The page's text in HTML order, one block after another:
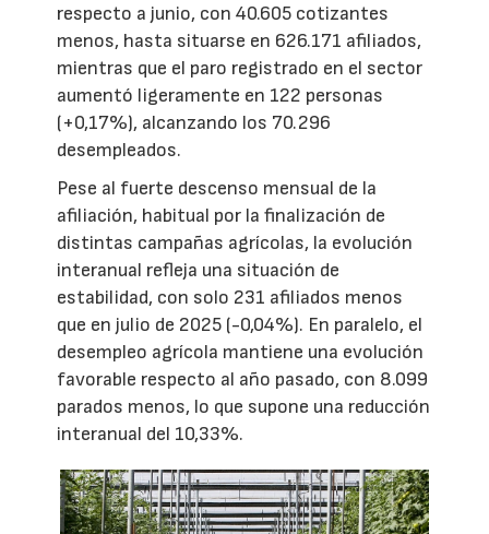
respecto a junio, con 40.605 cotizantes
menos, hasta situarse en 626.171 afiliados,
mientras que el paro registrado en el sector
aumentó ligeramente en 122 personas
(+0,17%), alcanzando los 70.296
desempleados.
Pese al fuerte descenso mensual de la
afiliación, habitual por la finalización de
distintas campañas agrícolas, la evolución
interanual refleja una situación de
estabilidad, con solo 231 afiliados menos
que en julio de 2025 (-0,04%). En paralelo, el
desempleo agrícola mantiene una evolución
favorable respecto al año pasado, con 8.099
parados menos, lo que supone una reducción
interanual del 10,33%.